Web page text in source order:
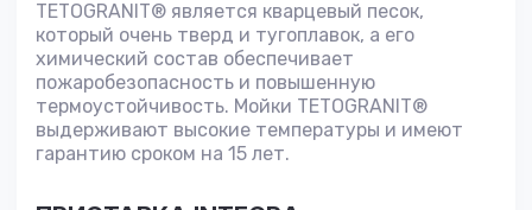
TETOGRANIT® является кварцевый песок,
который очень тверд и тугоплавок, а его
химический состав обеспечивает
пожаробезопасность и повышенную
термоустойчивость. Мойки TETOGRANIT®
выдерживают высокие температуры и имеют
гарантию сроком на 15 лет.